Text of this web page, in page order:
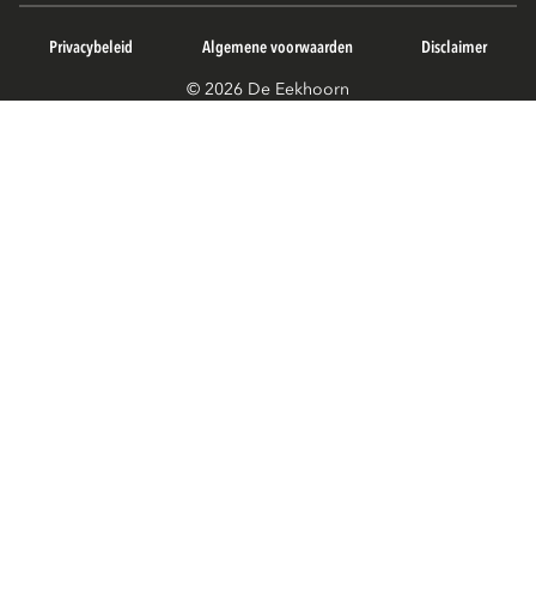
© 2026 De Eekhoorn
Privacybeleid Algemene voorwaarden Disclaimer